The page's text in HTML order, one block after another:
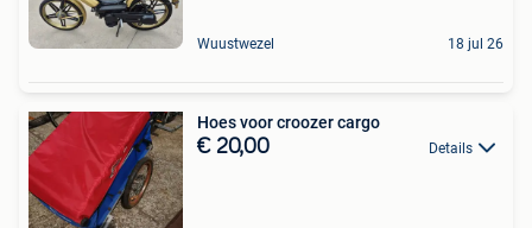
Wuustwezel 18 jul 26
Hoes voor croozer cargo
€ 20,00 Details